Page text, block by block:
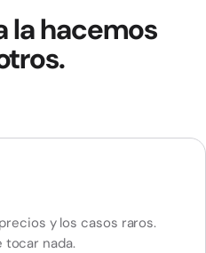
la hacemos
y los casos raros.
tocar nada.